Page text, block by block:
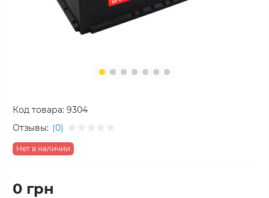
Код товара: 9304
Отзывы: (0)
Нет в наличии
0 грн